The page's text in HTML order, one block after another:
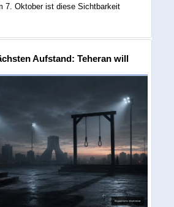
7. Oktober ist diese Sichtbarkeit
Aufstand: Teheran will